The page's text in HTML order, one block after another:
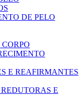
DE PELO
E REAFIRMANTES
E